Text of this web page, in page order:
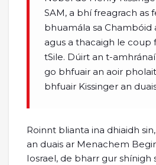
SAM, a bhí freagrach as
bhuamála sa Chambóid
agus a thacaigh le coup
tSile. Dúirt an t-
go bhfuair an aoir
bhfuair Kissinger an
Roinnt blianta ina dhiaidh
an duais ar Menachem
Iosrael, de bharr gur shínigh